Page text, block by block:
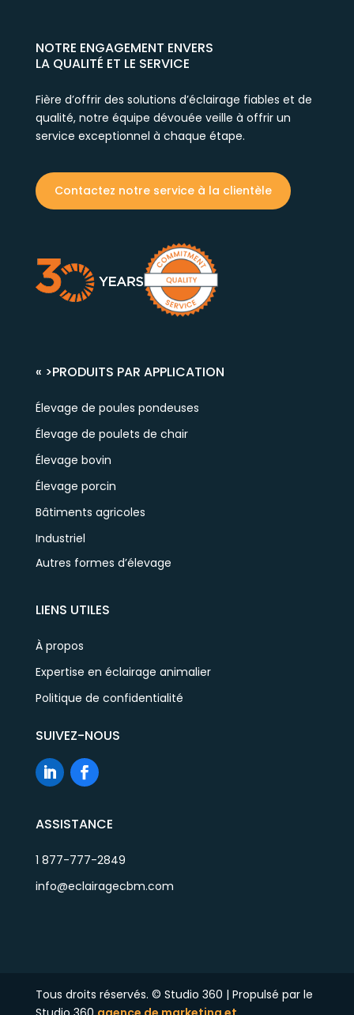
NOTRE ENGAGEMENT ENVERS
LA QUALITÉ ET LE SERVICE
Fière d’offrir des solutions d’éclairage fiables et de
qualité, notre équipe dévouée veille à offrir un
service exceptionnel à chaque étape.
Contactez notre service à la clientèle
« >PRODUITS PAR APPLICATION
Élevage de poules pondeuses
Élevage de poulets de chair
Élevage bovin
Élevage porcin
Bâtiments agricoles
Industriel
Autres formes d’élevage
LIENS UTILES
À propos
Expertise en éclairage animalier
Politique de confidentialité
SUIVEZ-NOUS
ASSISTANCE
1 877-777-2849
info@eclairagecbm.com
Tous droits réservés. © Studio 360 | Propulsé par le